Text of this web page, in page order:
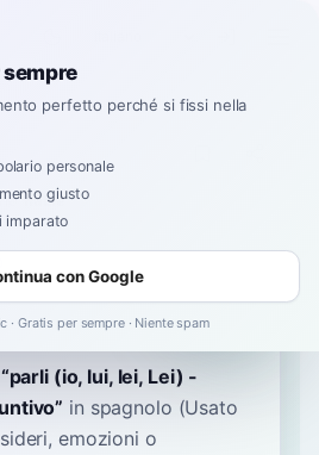
›hable
“parli (io, lui, lei, Lei) -
” in spagnolo (Usato
emozioni o
sempre
perfetto perché si fissi nella
personale
giusto
imparato
con Google
· Gratis per sempre · Niente spam